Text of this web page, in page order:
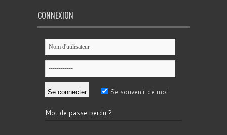
CONNEXION
Se souvenir de moi
Mot de passe perdu ?